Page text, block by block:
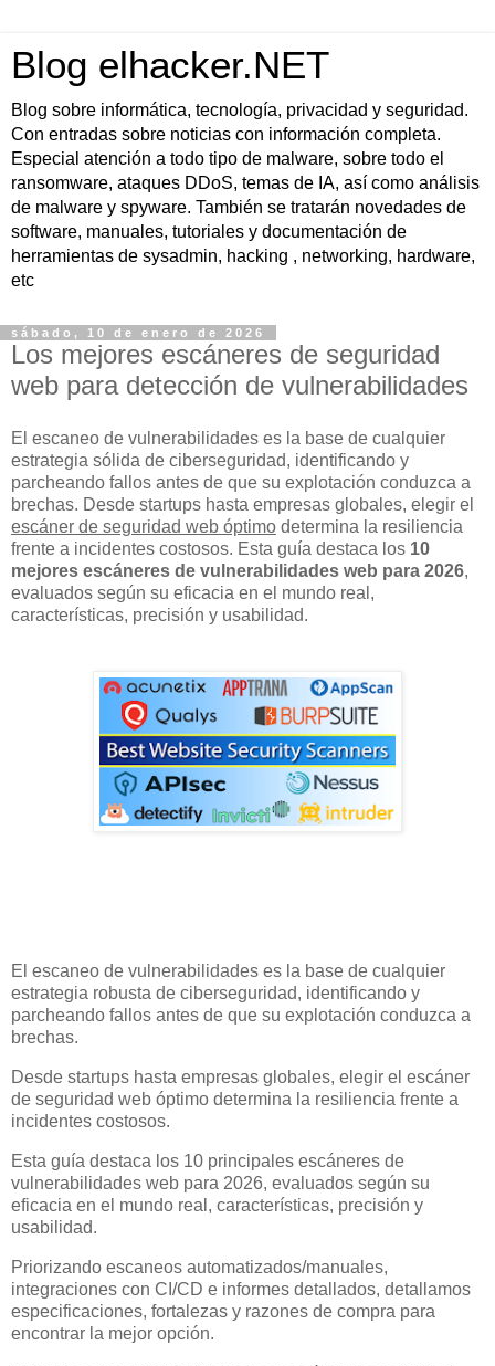
Blog elhacker.NET
Blog sobre informática, tecnología, privacidad y seguridad.
Con entradas sobre noticias con información completa.
Especial atención a todo tipo de malware, sobre todo el
ransomware, ataques DDoS, temas de IA, así como análisis
de malware y spyware. También se tratarán novedades de
software, manuales, tutoriales y documentación de
herramientas de sysadmin, hacking , networking, hardware,
etc
sábado, 10 de enero de 2026
Los mejores escáneres de seguridad
web para detección de vulnerabilidades
El escaneo de vulnerabilidades es la base de cualquier
estrategia sólida de ciberseguridad, identificando y
parcheando fallos antes de que su explotación conduzca a
brechas. Desde startups hasta empresas globales, elegir el
escáner de seguridad web óptimo determina la resiliencia
frente a incidentes costosos. Esta guía destaca los 10
mejores escáneres de vulnerabilidades web para 2026,
evaluados según su eficacia en el mundo real,
características, precisión y usabilidad.
El escaneo de vulnerabilidades es la base de cualquier
estrategia robusta de ciberseguridad, identificando y
parcheando fallos antes de que su explotación conduzca a
brechas.
Desde startups hasta empresas globales, elegir el escáner
de seguridad web óptimo determina la resiliencia frente a
incidentes costosos.
Esta guía destaca los 10 principales escáneres de
vulnerabilidades web para 2026, evaluados según su
eficacia en el mundo real, características, precisión y
usabilidad.
Priorizando escaneos automatizados/manuales,
integraciones con CI/CD e informes detallados, detallamos
especificaciones, fortalezas y razones de compra para
encontrar la mejor opción.